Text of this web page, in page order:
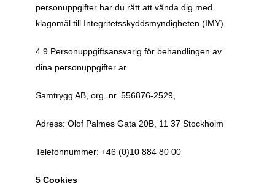
personuppgifter har du rätt att vända dig med
klagomål till Integritetsskyddsmyndigheten (IMY).
4.9 Personuppgiftsansvarig för behandlingen av
dina personuppgifter är
Samtrygg AB, org. nr. 556876-2529,
Adress: Olof Palmes Gata 20B, 11 37 Stockholm
Telefonnummer: +46 (0)10 884 80 00
5 Cookies